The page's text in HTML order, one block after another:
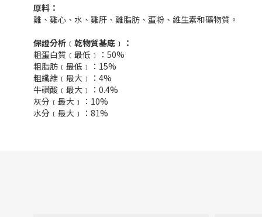
原料：
雞、雞心、水、雞肝、雞脂肪、蛋粉、維生素和礦物質。
保證分析 ﹝乾物質基底﹞：
粗蛋白質﹝最低﹞：50%
粗脂肪﹝最低﹞：15%
粗纖維﹝最大﹞：4%
牛磺酸﹝最大﹞：0.4%
灰分﹝最大﹞：10%
水分﹝最大﹞：81%